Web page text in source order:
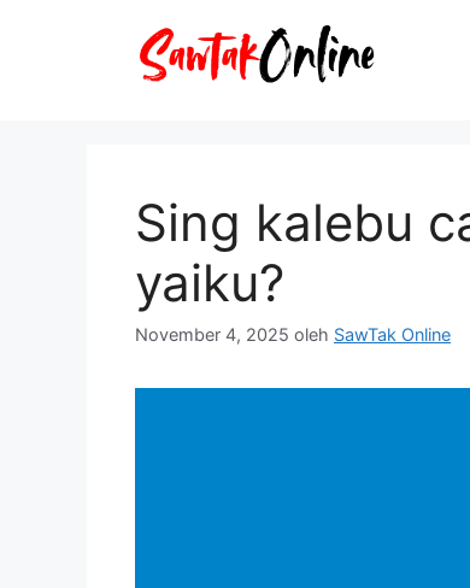
Sing kalebu
yaiku?
November 4, 2025 oleh SawTak Online